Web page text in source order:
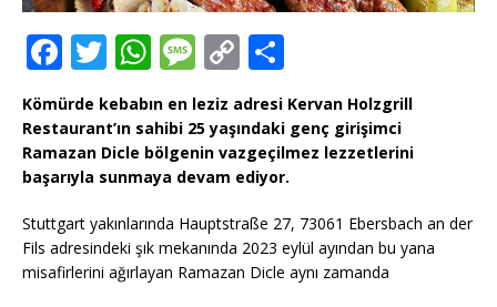
F
a
c
e
b
o
o
T
w
it
te
r
W
at
s
A
p
p
M
e
ss
a
g
e
C
o
p
y
Li
n
k
ei
le
n
Kömürde kebabın en leziz adresi Kervan Holzgrill
Restaurant’ın sahibi 25 yaşındaki genç girişimci
Ramazan Dicle bölgenin vazgeçilmez lezzetlerini
başarıyla sunmaya devam ediyor.
Stuttgart yakınlarında Hauptstraße 27, 73061 Ebersbach an der
Fils adresindeki şık mekanında 2023 eylül ayından bu yana
misafirlerini ağırlayan Ramazan Dicle aynı zamanda